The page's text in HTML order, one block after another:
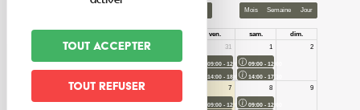
Tout accepter
Tout refuser